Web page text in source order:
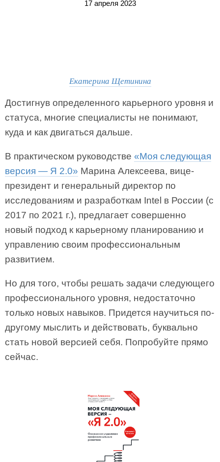
17 апреля 2023
Екатерина Щетинина
Достигнув определенного карьерного уровня и
статуса, многие специалисты не понимают,
куда и как двигаться дальше.
В практическом руководстве «Моя следующая
версия — Я 2.0» Марина Алексеева, вице-
президент и генеральный директор по
исследованиям и разработкам Intel в России (с
2017 по 2021 г.), предлагает совершенно
новый подход к карьерному планированию и
управлению своим профессиональным
развитием.
Но для того, чтобы решать задачи следующего
профессионального уровня, недостаточно
только новых навыков. Придется научиться по-
другому мыслить и действовать, буквально
стать новой версией себя. Попробуйте прямо
сейчас.